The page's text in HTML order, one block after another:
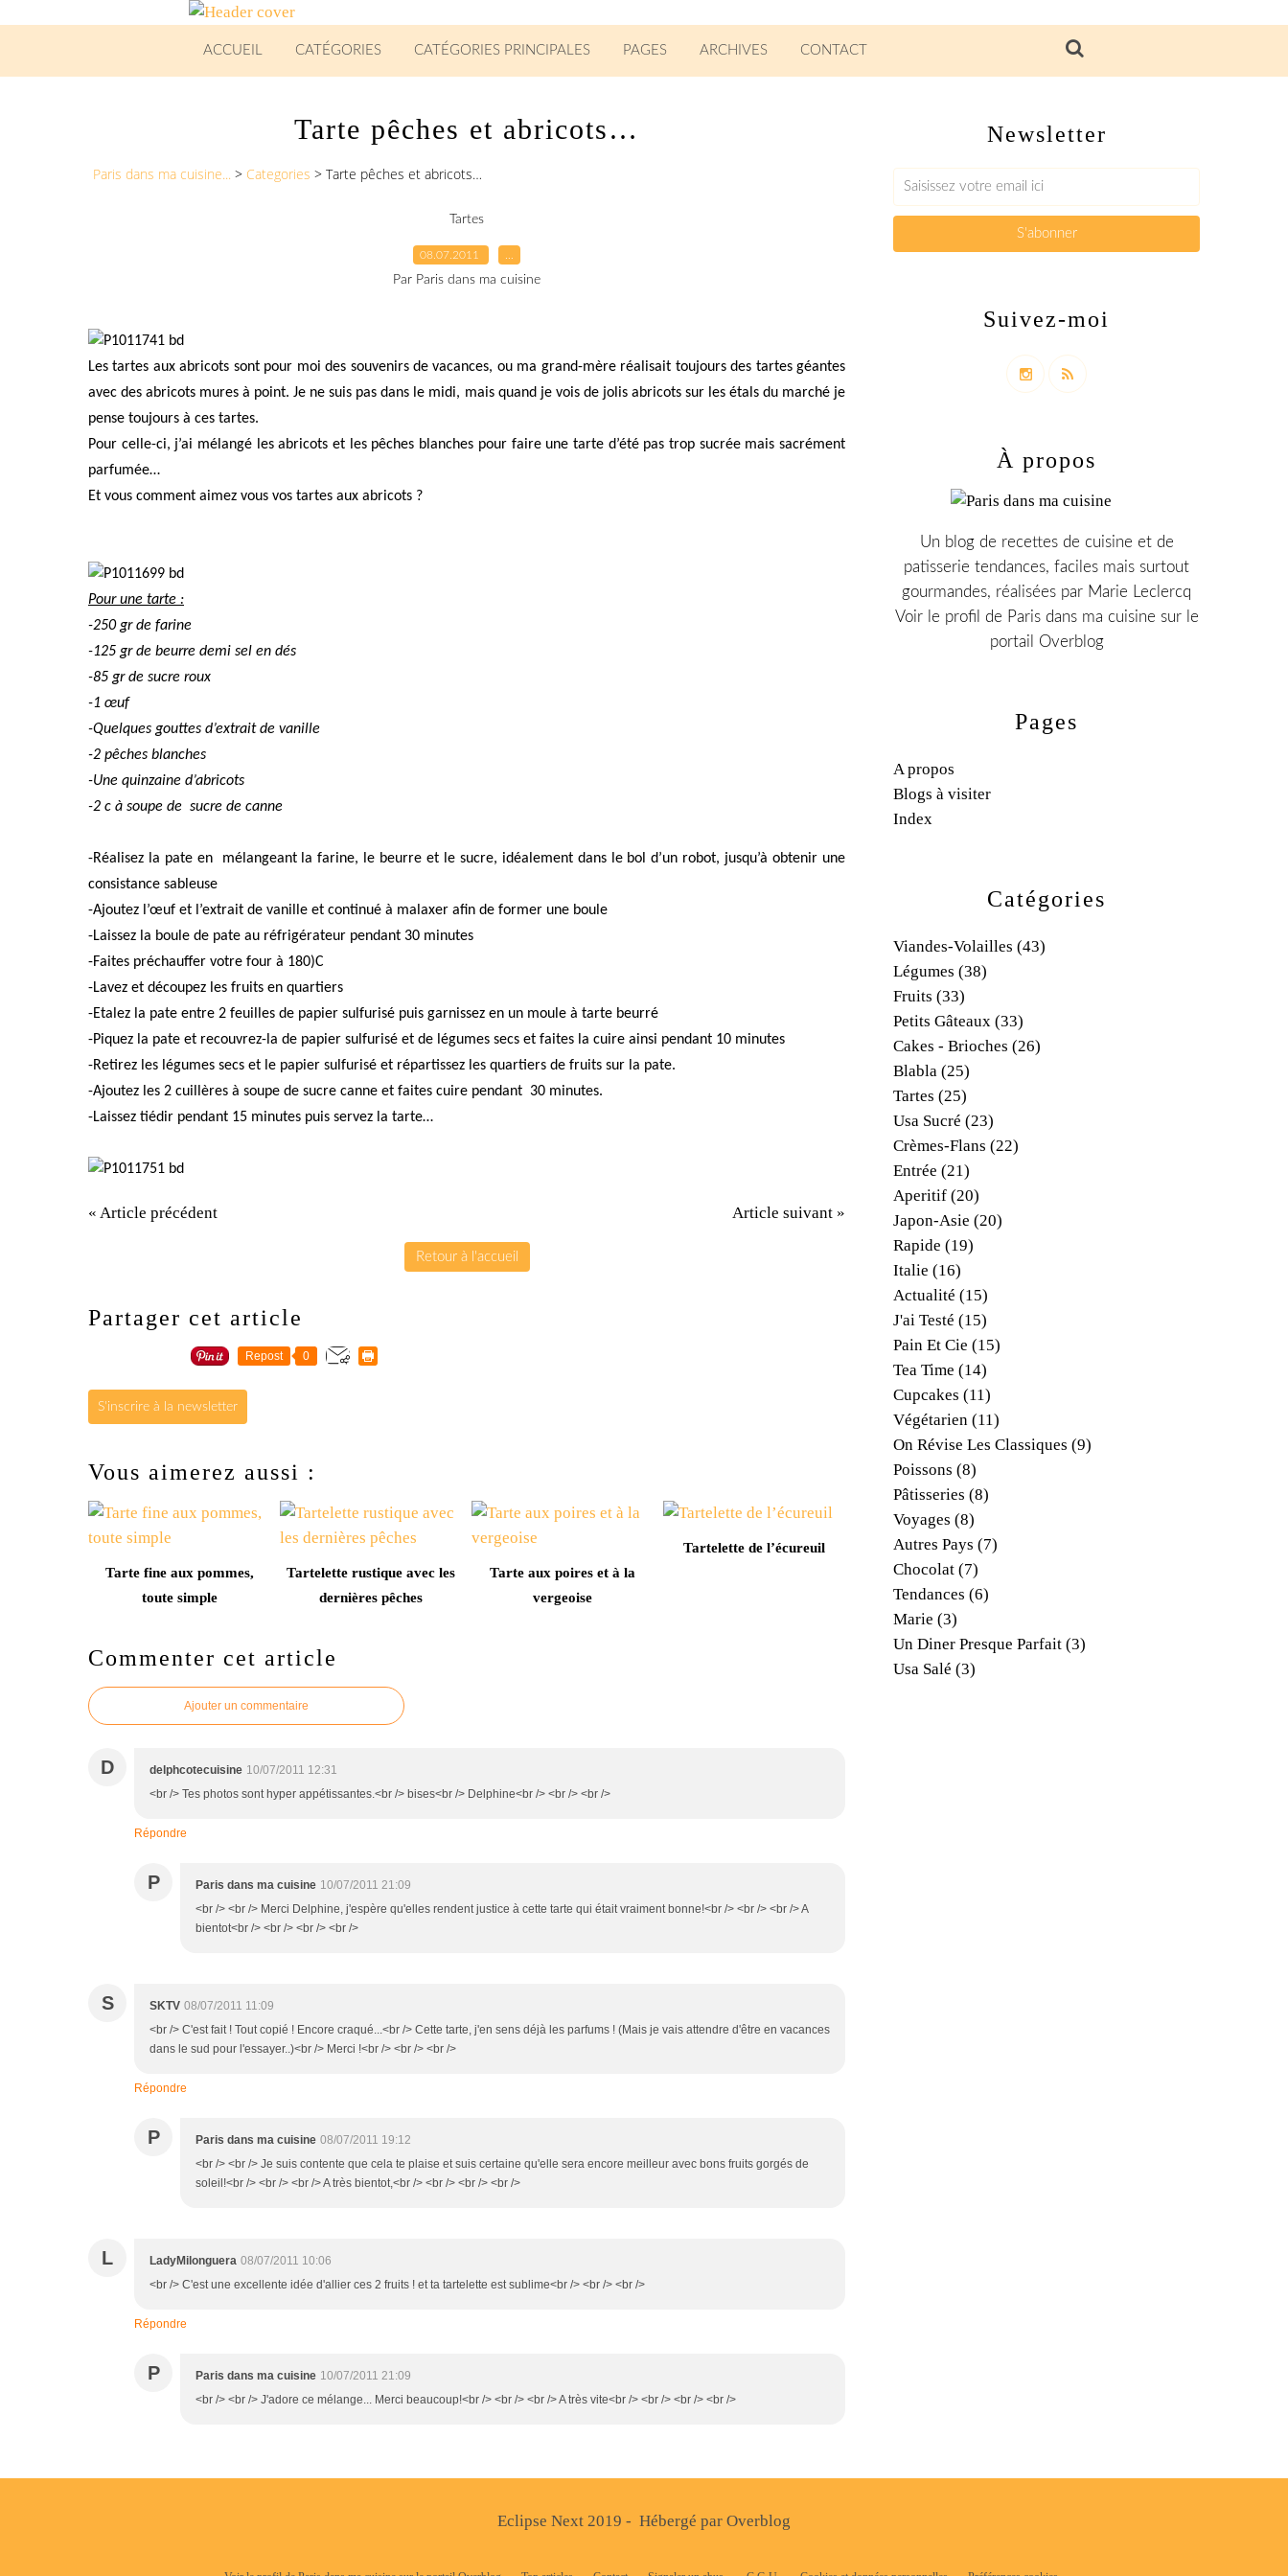
ACCUEIL CATÉGORIES CATÉGORIES PRINCIPALES PAGES ARCHIVES CONTACT
Tarte pêches et abricots…
Paris dans ma cuisine... > Categories > Tarte pêches et abricots…
Tartes
08.07.2011
Par Paris dans ma cuisine
Les tartes aux abricots sont pour moi des souvenirs de vacances, ou ma grand-mère réalisait toujours des tartes géantes
avec des abricots mures à point. Je ne suis pas dans le midi, mais quand je vois de jolis abricots sur les étals du marché je
pense toujours à ces tartes.
Pour celle-ci, j’ai mélangé les abricots et les pêches blanches pour faire une tarte d’été pas trop sucrée mais sacrément
parfumée…
Et vous comment aimez vous vos tartes aux abricots ?
Pour une tarte :
-250 gr de farine
-125 gr de beurre demi sel en dés
-85 gr de sucre roux
-1 œuf
-Quelques gouttes d’extrait de vanille
-2 pêches blanches
-Une quinzaine d’abricots
-2 c à soupe de sucre de canne
-Réalisez la pate en
mélangeant la farine, le beurre et le sucre, idéalement dans le bol d’un robot, jusqu’à obtenir une
consistance sableuse
-Ajoutez l’œuf et l’extrait de vanille et continué à malaxer afin de former une boule
-Laissez la boule de pate au réfrigérateur pendant 30 minutes
-Faites préchauffer votre four à 180)C
-Lavez et découpez les fruits en quartiers
-Etalez la pate entre 2 feuilles de papier sulfurisé puis garnissez en un moule à tarte beurré
-Piquez la pate et recouvrez-la de papier sulfurisé et de légumes secs et faites la cuire ainsi pendant 10 minutes
-Retirez les légumes secs et le papier sulfurisé et répartissez les quartiers de fruits sur la pate.
-Ajoutez les 2 cuillères à soupe de sucre canne et faites cuire pendant 30 minutes.
-Laissez tiédir pendant 15 minutes puis servez la tarte…
« Article précédent Article suivant »
Retour à l'accueil
Partager cet article
Repost 0
S'inscrire à la newsletter
Vous aimerez aussi :
Tarte fine aux pommes,
toute simple
Tartelette rustique avec les
dernières pêches
Tarte aux poires et à la
vergeoise
Tartelette de l’écureuil
Commenter cet article
Ajouter un commentaire
D delphcotecuisine 10/07/2011 12:31
<br /> Tes photos sont hyper appétissantes.<br /> bises<br /> Delphine<br /> <br /> <br />
Répondre
P Paris dans ma cuisine 10/07/2011 21:09
<br /> <br /> Merci Delphine, j'espère qu'elles rendent justice à cette tarte qui était vraiment bonne!<br /> <br /> <br /> A
bientot<br /> <br /> <br /> <br />
S SKTV 08/07/2011 11:09
<br /> C'est fait ! Tout copié ! Encore craqué...<br /> Cette tarte, j'en sens déjà les parfums ! (Mais je vais attendre d'être en vacances
dans le sud pour l'essayer..)<br /> Merci !<br /> <br /> <br />
Répondre
P Paris dans ma cuisine 08/07/2011 19:12
<br /> <br /> Je suis contente que cela te plaise et suis certaine qu'elle sera encore meilleur avec bons fruits gorgés de
soleil!<br /> <br /> <br /> A très bientot,<br /> <br /> <br /> <br />
L LadyMilonguera 08/07/2011 10:06
<br /> C'est une excellente idée d'allier ces 2 fruits ! et ta tartelette est sublime<br /> <br /> <br />
Répondre
P Paris dans ma cuisine 10/07/2011 21:09
<br /> <br /> J'adore ce mélange... Merci beaucoup!<br /> <br /> <br /> A très vite<br /> <br /> <br /> <br />
Newsletter
Catégories
Viandes-Volailles (43)
Légumes (38)
Fruits (33)
Petits Gâteaux (33)
Cakes - Brioches (26)
Blabla (25)
Tartes (25)
Usa Sucré (23)
Crèmes-Flans (22)
Entrée (21)
Aperitif (20)
Japon-Asie (20)
Rapide (19)
Italie (16)
Actualité (15)
J'ai Testé (15)
Pain Et Cie (15)
Tea Time (14)
Cupcakes (11)
Végétarien (11)
On Révise Les Classiques (9)
Poissons (8)
Pâtisseries (8)
Voyages (8)
Autres Pays (7)
Chocolat (7)
Tendances (6)
Marie (3)
Un Diner Presque Parfait (3)
Usa Salé (3)
Pages
A propos
Blogs à visiter
Index
Suivez-moi
À propos
Un blog de recettes de cuisine et de
patisserie tendances, faciles mais surtout
gourmandes, réalisées par Marie Leclercq
Voir le profil de Paris dans ma cuisine sur le
portail Overblog
Eclipse Next 2019 - Hébergé par Overblog